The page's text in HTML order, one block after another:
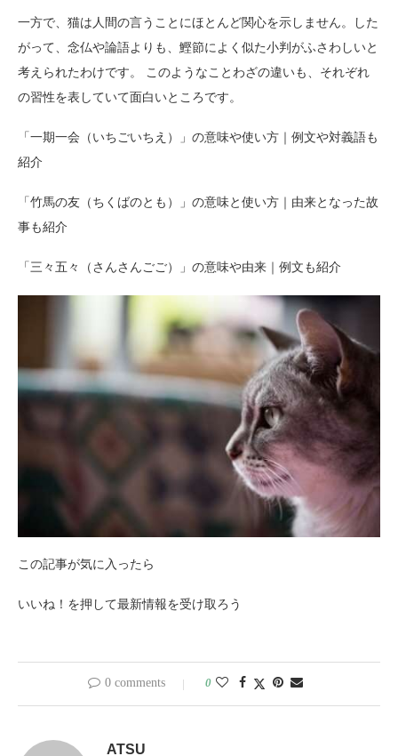
一方で、猫は人間の言うことにほとんど関心を示しません。した
がって、念仏や論語よりも、鰹節によく似た小判がふさわしいと
考えられたわけです。 このようなことわざの違いも、それぞれ
の習性を表していて面白いところです。
「一期一会（いちごいちえ）」の意味や使い方｜例文や対義語も
紹介
「竹馬の友（ちくばのとも）」の意味と使い方｜由来となった故
事も紹介
「三々五々（さんさんごご）」の意味や由来｜例文も紹介
この記事が気に入ったら
いいね！を押して最新情報を受け取ろう
0 comments 0
ATSU